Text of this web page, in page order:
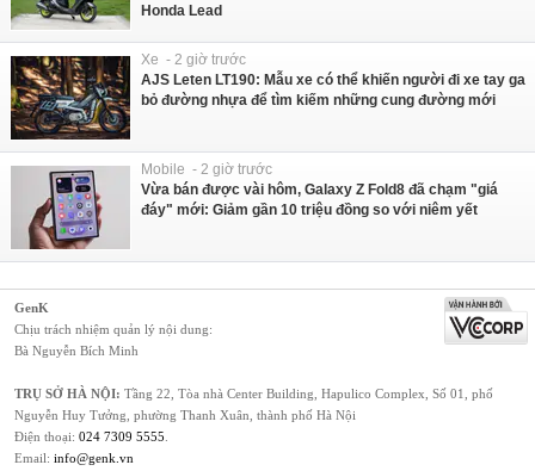
Honda Lead
Xe - 2 giờ trước
AJS Leten LT190: Mẫu xe có thể khiến người đi xe tay ga
bỏ đường nhựa để tìm kiếm những cung đường mới
Mobile - 2 giờ trước
Vừa bán được vài hôm, Galaxy Z Fold8 đã chạm "giá
đáy" mới: Giảm gần 10 triệu đồng so với niêm yết
GenK
Chịu trách nhiệm quản lý nội dung:
Bà Nguyễn Bích Minh
TRỤ SỞ HÀ NỘI: Tầng 22, Tòa nhà Center Building, Hapulico Complex, Số 01, phố
Nguyễn Huy Tưởng, phường Thanh Xuân, thành phố Hà Nội
Điện thoại: 024 7309 5555
Email: info@genk.vn